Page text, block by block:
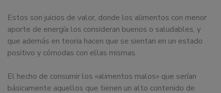
Estos son juicios de valor, donde los alimentos con menor
aporte de energía los consideran buenos o saludables, y
que además en teoria hacen que se sientan en un estado
positivo y cómodas con ellas mismas.
El hecho de consumir los «alimentos malos» que serían
básicamente aquellos que tienen un alto contenido de